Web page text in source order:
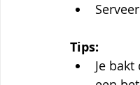
Tips:
Je